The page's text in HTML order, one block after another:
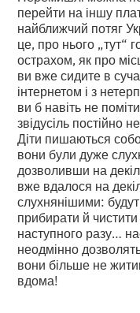
перейти на іншу
найближчий потяг
це, про нього „тут“
острахом, як про
ви вже сидите в
інтернетом і з
ви б навіть не
звідусіль постійно
Діти пишаються
вони були дуже
дозволивши на
вже вдалося на
слухнянішими:
прибирати й
наступного разу…
неодмінно
вони більше не
вдома!